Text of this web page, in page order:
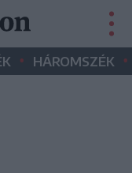
• HÁROMSZÉK •